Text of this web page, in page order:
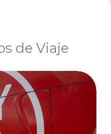
de Viaje